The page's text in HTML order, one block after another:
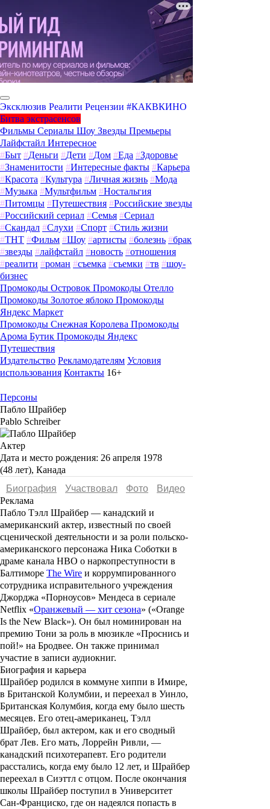
Эксклюзив Реалити Рецензии #КАКВКИНО
Битва экстрасенсов
Фильмы Сериалы Шоу Звезды Премьеры
Лайфстайл Интересное
#Быт #Деньги #Дети #Дом #Еда #Здоровье
#Знаменитости #Интересные факты #Карьера
#Красота #Культура #Личная жизнь #Мода
#Музыка #Мультфильм #Ностальгия
#Питомцы #Путешествия #Российские звезды
#Российский сериал #Семья #Сериал
#Скандал #Слухи #Спорт #Стиль жизни
#ТНТ #Фильм #Шоу #артисты #болезнь #брак
#звезды #лайфстайл #новость #отношения
#реалити #роман #съемка #съемки #тв #шоу-
бизнес
Промокоды Островок Промокоды Отелло
Промокоды Золотое яблоко Промокоды
Яндекс Маркет
Промокоды Снежная Королева Промокоды
Арома Бутик Промокоды Яндекс
Путешествия
Издательство Рекламодателям Условия
использования Контакты 16+
Персоны
Пабло Шрайбер
Pablo Schreiber
Актер
Дата и место рождения: 26 апреля 1978
(48 лет), Канада
Биография
Участвовал Фото
Видеo
Реклама
Пабло Тэлл Шрайбер — канадский и
американский актер, известный по своей
сценической деятельности и за роли польско-
американского персонажа Ника Соботки в
драме канала HBO о наркопреступности в
Балтиморе The Wire и коррумпированного
сотрудника исправительного учреждения
Джорджа «Порноусов» Мендеса в сериале
Netflix «Оранжевый — хит сезона» («Orange
Is the New Black»). Он был номинирован на
премию Тони за роль в мюзикле «Проснись и
пой!» на Бродвее. Он также принимал
участие в записи аудиокниг.
Биография и карьера
Шрайбер родился в коммуне хиппи в Имире,
в Британской Колумбии, и переехал в Уинло,
Британская Колумбия, когда ему было шесть
месяцев. Его отец-американец, Тэлл
Шрайбер, был актером, как и его сводный
брат Лев. Его мать, Лоррейн Ривли, —
канадский психотерапевт. Его родители
расстались, когда ему было 12 лет, и Шрайбер
переехал в Сиэттл с отцом. После окончания
школы Шрайбер поступил в Университет
Сан-Франциско, где он надеялся попасть в